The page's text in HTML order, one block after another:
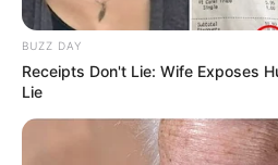
BUZZ DAY
Receipts Don't Lie: Wife Exposes
Lie